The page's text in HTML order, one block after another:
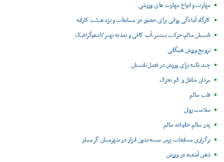
مهارت و انواع مهارت های ورزشی
کارگاه آمادگی روانی برای حضور در مسابقات ویژه هیئت کاراته
تابستان سالم،حرکت بیشتر،آب کافی و تغذیه بهتر /اینفوگرافیک
ترویج ورزش همگانی
چند نکته برای ورزش در فصل تابستان
مردان شاغل و کم تحرک
قلب سالم
سلامت روان
پدر سالم خانواده سالم
برگزاری مسابقات پرس سینه بدون ابزار در شهرستان گرمسار
ذهن آشفته در ورزش